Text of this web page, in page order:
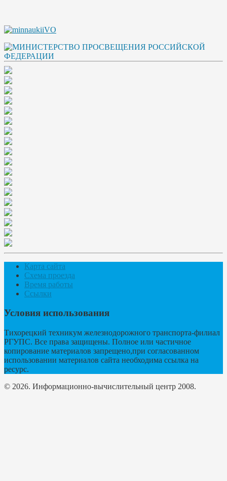
Карта сайта
Схема проезда
Время работы
Ссылки
Условия использования
Тихорецкий техникум железнодорожного транспорта-филиал
РГУПС. Все права защищены. Полное или частичное
копирование материалов запрещено,при согласованном
использовании материалов сайта необходима ссылка на
ресурс.
© 2026. Информационно-вычислительный центр 2008.